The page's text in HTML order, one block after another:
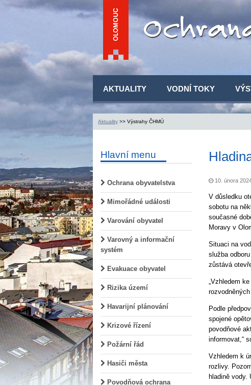
AKTUALITY VODNÍ TOKY
Aktuality >> Výstrahy ČHMÚ
Hlavní menu
Ochrana obyvatelstva
Mimořádné události
Varování obyvatel
Varovný a informační
systém
Evakuace obyvatel
Rizika území
Havarijní plánování
Krizové řízení
Požární řád
Hasiči města
Povodňová ochrana
10. února
V důsledku
sobotu na
současné
Moravy v
Situaci na
služba
zůstává
„Vzhledem
Podle
spojené
povodňové
informovat,“
Vzhledem k
rozlivy.
hladině vody.